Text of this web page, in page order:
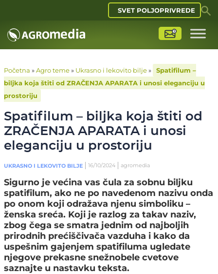
SVET POLJOPRIVREDE
Početna »Agro teme» Ukrasno i lekovito bilje»
Spatifilum –
biljka koja štiti od ZRAČENJA APARATA i unosi eleganciju u
prostoriju
Spatifilum – biljka koja štiti od
ZRAČENJA APARATA i unosi
eleganciju u prostoriju
UKRASNO I LEKOVITO BILJE 16/10/2024 agromedia
Sigurno je većina vas čula za sobnu biljku
spatifilum, ako ne po navedenom nazivu onda
po onom koji odražava njenu simboliku –
ženska sreća. Koji je razlog za takav naziv,
zbog čega se smatra jednim od najboljih
prirodnih prećiščivača vazduha i kako da
uspešnim gajenjem spatifiluma ugledate
njegove prekasne snežnobele cvetove
saznajte u nastavku teksta.